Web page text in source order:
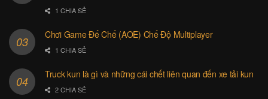
1 CHIA SẺ
Chơi Game Đế Chế (AOE) Chế Độ Multiplayer
1 CHIA SẺ
Truck kun là gì và những cái chết liên quan đến xe tải kun
2 CHIA SẺ